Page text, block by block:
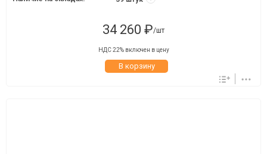
34 260 ₽/шт
НДС 22% включен в цену
В корзину